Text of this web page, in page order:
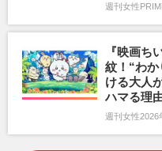
週刊女性
『映画ち
紋！“わ
ける大人
ハマる理
週刊女性2026